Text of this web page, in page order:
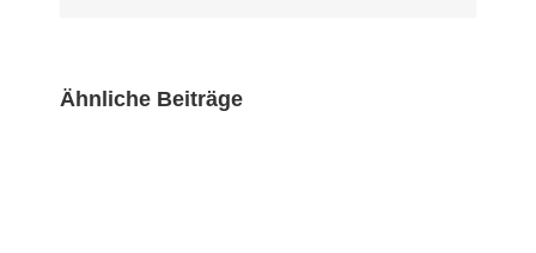
Straßenbahnführung
Ähnliche Beiträge